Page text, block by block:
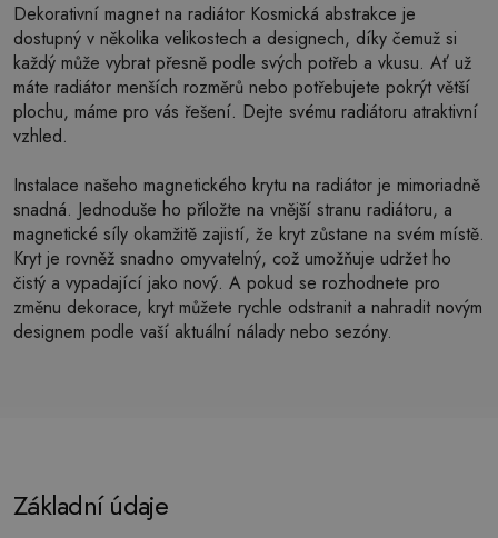
Dekorativní magnet na radiátor Kosmická abstrakce je
dostupný v několika velikostech a designech, díky čemuž si
každý může vybrat přesně podle svých potřeb a vkusu. Ať už
máte radiátor menších rozměrů nebo potřebujete pokrýt větší
plochu, máme pro vás řešení. Dejte svému radiátoru atraktivní
vzhled.
Instalace našeho magnetického krytu na radiátor je mimoriadně
snadná. Jednoduše ho přiložte na vnější stranu radiátoru, a
magnetické síly okamžitě zajistí, že kryt zůstane na svém místě.
Kryt je rovněž snadno omyvatelný, což umožňuje udržet ho
čistý a vypadající jako nový. A pokud se rozhodnete pro
změnu dekorace, kryt můžete rychle odstranit a nahradit novým
designem podle vaší aktuální nálady nebo sezóny.
Základní údaje